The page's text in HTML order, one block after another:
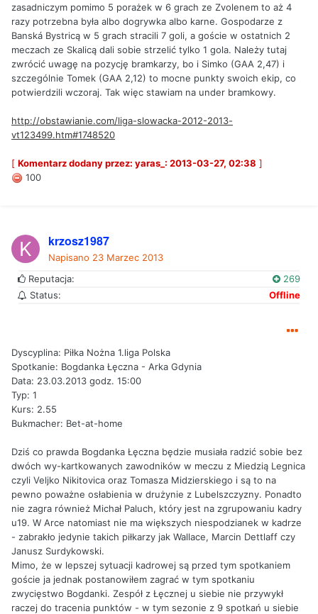
zasadniczym pomimo 5 porażek w 6 grach ze Zvolenem to aż 4
razy potrzebna była albo dogrywka albo karne. Gospodarze z
Banská Bystricą w 5 grach stracili 7 goli, a goście w ostatnich 2
meczach ze Skalicą dali sobie strzelić tylko 1 gola. Należy tutaj
zwrócić uwagę na pozycję bramkarzy, bo i Simko (GAA 2,47) i
szczególnie Tomek (GAA 2,12) to mocne punkty swoich ekip, co
potwierdzili wczoraj. Tak więc stawiam na under bramkowy.
http://obstawianie.com/liga-slowacka-2012-2013-
vt123499.htm#1748520
[ Komentarz dodany przez: yaras_: 2013-03-27, 02:38 ]
100
krzosz1987
Napisano 23 Marzec 2013
Reputacja:
269
Status:
Offline
Dyscyplina: Piłka Nożna 1.liga Polska
Spotkanie: Bogdanka Łęczna - Arka Gdynia
Data: 23.03.2013 godz. 15:00
Typ: 1
Kurs: 2.55
Bukmacher: Bet-at-home
Dziś co prawda Bogdanka Łęczna będzie musiała radzić sobie bez
dwóch wy-kartkowanych zawodników w meczu z Miedzią Legnica
czyli Veljko Nikitovica oraz Tomasza Midzierskiego i są to na
pewno poważne osłabienia w drużynie z Lubelszczyzny. Ponadto
nie zagra również Michał Paluch, który jest na zgrupowaniu kadry
u19. W Arce natomiast nie ma większych niespodzianek w kadrze
- zabrakło jedynie takich piłkarzy jak Wallace, Marcin Dettlaff czy
Janusz Surdykowski.
Mimo, że w lepszej sytuacji kadrowej są przed tym spotkaniem
goście ja jednak postanowiłem zagrać w tym spotkaniu
zwycięstwo Bogdanki. Zespół z Łęcznej u siebie nie przywykł
raczej do tracenia punktów - w tym sezonie z 9 spotkań u siebie